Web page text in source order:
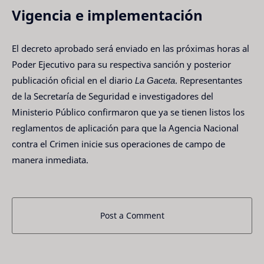
Vigencia e implementación
El decreto aprobado será enviado en las próximas horas al
Poder Ejecutivo para su respectiva sanción y posterior
publicación oficial en el diario La Gaceta. Representantes
de la Secretaría de Seguridad e investigadores del
Ministerio Público confirmaron que ya se tienen listos los
reglamentos de aplicación para que la Agencia Nacional
contra el Crimen inicie sus operaciones de campo de
manera inmediata.
Post a Comment